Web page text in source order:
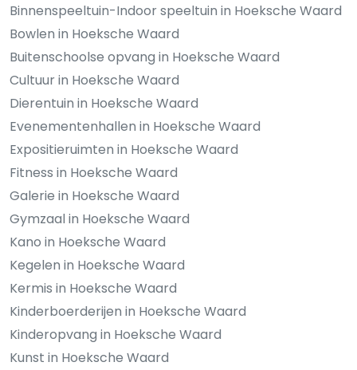
Binnenspeeltuin-Indoor speeltuin in Hoeksche Waard
Bowlen in Hoeksche Waard
Buitenschoolse opvang in Hoeksche Waard
Cultuur in Hoeksche Waard
Dierentuin in Hoeksche Waard
Evenementenhallen in Hoeksche Waard
Expositieruimten in Hoeksche Waard
Fitness in Hoeksche Waard
Galerie in Hoeksche Waard
Gymzaal in Hoeksche Waard
Kano in Hoeksche Waard
Kegelen in Hoeksche Waard
Kermis in Hoeksche Waard
Kinderboerderijen in Hoeksche Waard
Kinderopvang in Hoeksche Waard
Kunst in Hoeksche Waard